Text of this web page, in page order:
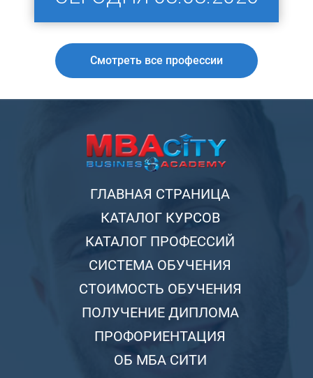
Смотреть все профессии
ГЛАВНАЯ СТРАНИЦА
КАТАЛОГ КУРСОВ
КАТАЛОГ ПРОФЕССИЙ
СИСТЕМА ОБУЧЕНИЯ
СТОИМОСТЬ ОБУЧЕНИЯ
ПОЛУЧЕНИЕ ДИПЛОМА
ПРОФОРИЕНТАЦИЯ
ОБ МБА СИТИ